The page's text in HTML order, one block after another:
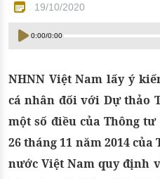
19/10/2020
0:00/0:00
NHNN Việt Nam lấy ý
cá nhân đối với Dự thảo
một số điều của Thông tư
26 tháng 11 năm 2014
nước Việt Nam quy định